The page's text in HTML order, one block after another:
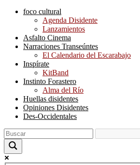
foco cultural
Agenda Disidente
Lanzamientos
Asfalto Cinema
Narraciones Transeúntes
El Calendario del Escarabajo
Inspírate
KitBand
Instinto Forastero
Alma del Río
Huellas disidentes
Opiniones Disidentes
Des-Occidentales